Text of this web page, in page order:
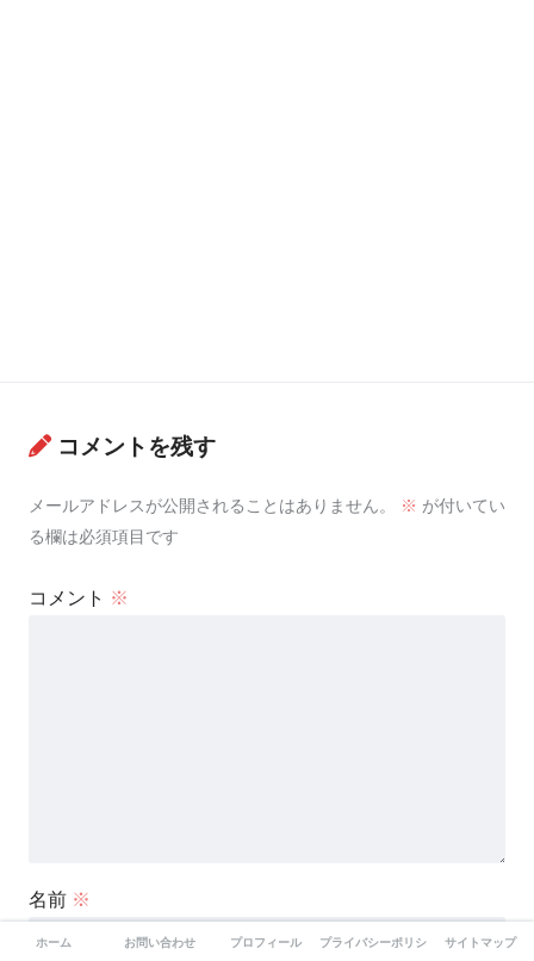
コメントを残す
メールアドレスが公開されることはありません。 ※ が付いてい
る欄は必須項目です
コメント ※
名前 ※
ホーム お問い合わせ プロフィール プライバシーポリシー サイトマップ